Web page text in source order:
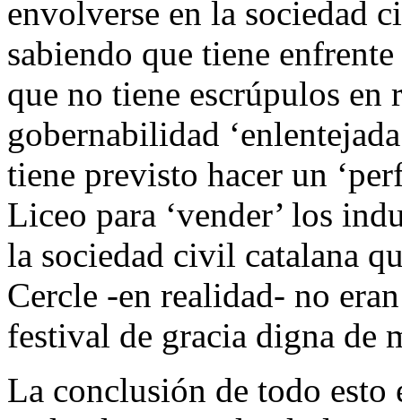
envolverse en la sociedad
sabiendo que tiene
que no tiene escrúpulos en
gobernabilidad
tiene previsto hacer un
Liceo para ‘vender’ los
la sociedad civil catalana
Cercle -en realidad- no
festival de gracia digna de
La conclusión de todo esto